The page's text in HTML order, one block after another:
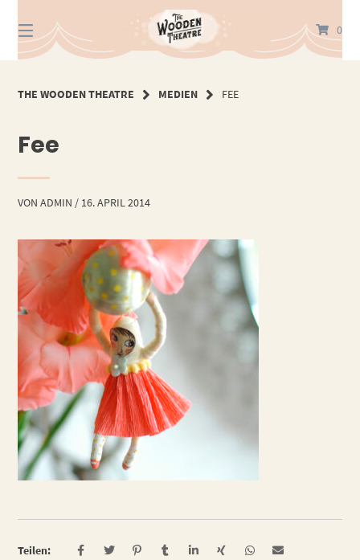
zum
Inhalt
0
THE WOODEN THEATRE MEDIEN FEE
Fee
VONADMIN / 16. APRIL 2014
Teilen: